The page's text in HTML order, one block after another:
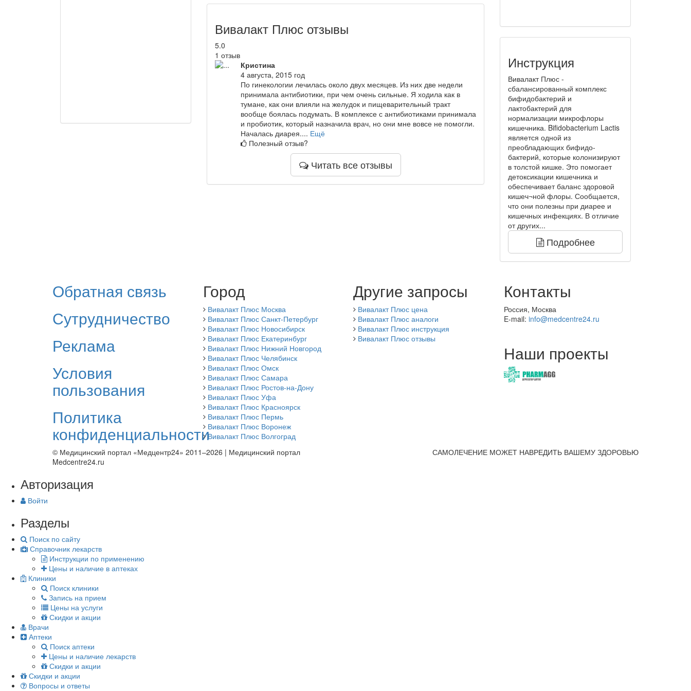
Вивалакт Плюс отзывы
5.0
1 отзыв
Кристина
4 августа, 2015 год
По гинекологии лечилась около двух месяцев. Из них две недели
принимала антибиотики, при чем очень сильные. Я ходила как в
тумане, как они влияли на желудок и пищеварительный тракт
вообще боялась подумать. В комплексе с антибиотиками принимала
и пробиотик, который назначила врач, но они мне вовсе не помогли.
Началась диарея.... Ещё
Полезный отзыв?
Читать все отзывы
Инструкция
Вивалакт Плюс -
сбалансированный комплекс
бифидобактерий и
лактобактерий для
нормализации микрофлоры
кишечника. Bifidobacterium Lactis
является одной из
преобладающих бифидо-
бактерий, которые колонизируют
в толстой кишке. Это помогает
детоксикации кишечника и
обеспечивает баланс здоровой
кишеч¬ной флоры. Сообщается,
что они полезны при диарее и
кишечных инфекциях. В отличие
от других...
Подробнее
Обратная связь
Сутрудничество
Реклама
Условия
пользования
Политика
конфиденциальности
Город
Вивалакт Плюс Москва
Вивалакт Плюс Санкт-Петербург
Вивалакт Плюс Новосибирск
Вивалакт Плюс Екатеринбург
Вивалакт Плюс Нижний Новгород
Вивалакт Плюс Челябинск
Вивалакт Плюс Омск
Вивалакт Плюс Самара
Вивалакт Плюс Ростов-на-Дону
Вивалакт Плюс Уфа
Вивалакт Плюс Красноярск
Вивалакт Плюс Пермь
Вивалакт Плюс Воронеж
Вивалакт Плюс Волгоград
Другие запросы
Вивалакт Плюс цена
Вивалакт Плюс аналоги
Вивалакт Плюс инструкция
Вивалакт Плюс отзывы
Контакты
Россия, Москва
E-mail: info@medcentre24.ru
Наши проекты
© Медицинский портал «Медцентр24» 2011–2026 | Медицинский портал
Medcentre24.ru
САМОЛЕЧЕНИЕ МОЖЕТ НАВРЕДИТЬ ВАШЕМУ ЗДОРОВЬЮ
Авторизация
Войти
Разделы
Поиск по сайту
Справочник лекарств
Инструкции по применению
Цены и наличие в аптеках
Клиники
Поиск клиники
Запись на прием
Цены на услуги
Скидки и акции
Врачи
Аптеки
Поиск аптеки
Цены и наличие лекарств
Скидки и акции
Скидки и акции
Вопросы и ответы